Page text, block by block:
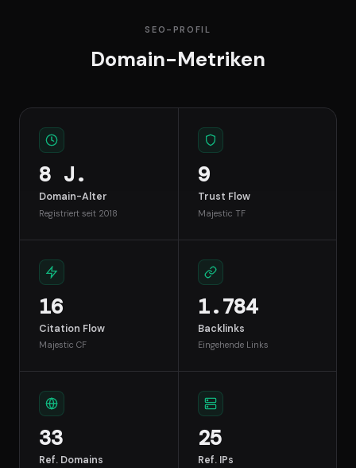
SEO-PROFIL
Domain-Metriken
8 J.
Domain-Alter
Registriert seit 2018
9
Trust Flow
Majestic TF
16
Citation Flow
Majestic CF
1.784
Backlinks
Eingehende Links
33
Ref. Domains
25
Ref. IPs